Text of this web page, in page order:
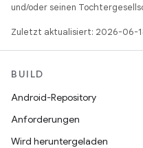
und/oder seinen
Zuletzt aktualisiert: 2026-06-
BUILD
Android-Repository
Anforderungen
Wird heruntergeladen